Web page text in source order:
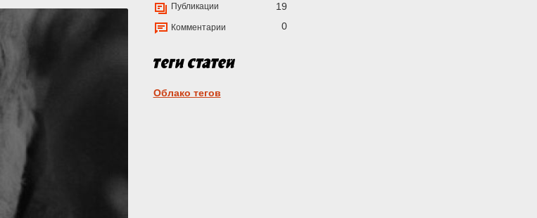
Публикации 19
Комментарии 0
Облако тегов